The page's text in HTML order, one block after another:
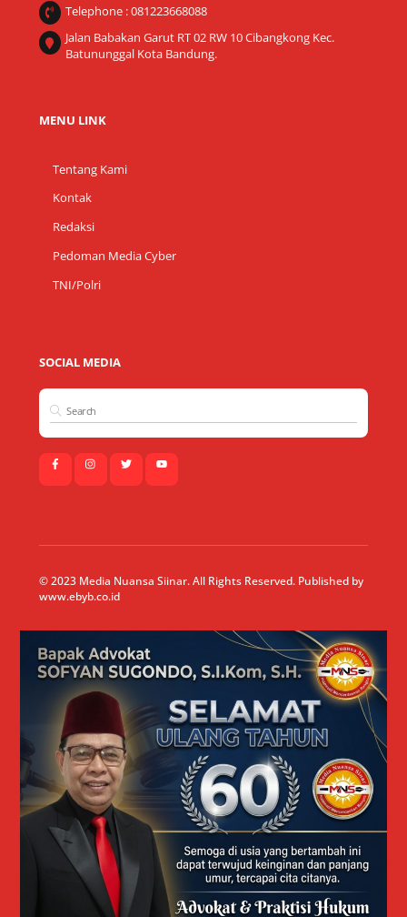
Telephone : 081223668088
Jalan Babakan Garut RT 02 RW 10 Cibangkong Kec.
Batununggal Kota Bandung.
MENU LINK
Tentang Kami
Kontak
Redaksi
Pedoman Media Cyber
TNI/Polri
SOCIAL MEDIA
© 2023 Media Nuansa Siinar. All Rights Reserved. Published by
www.ebyb.co.id